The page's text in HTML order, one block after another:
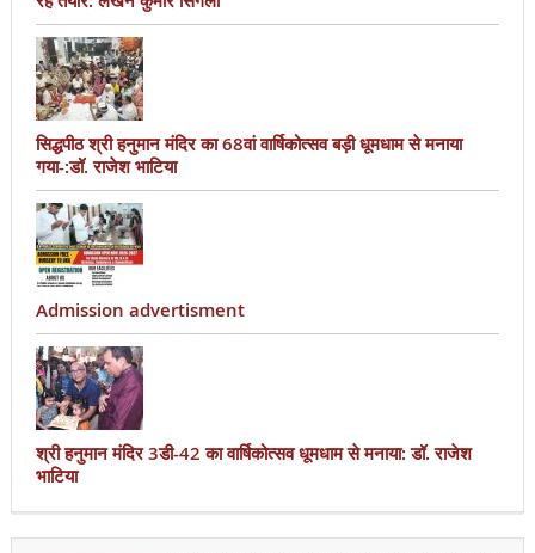
सिद्धपीठ श्री हनुमान मंदिर का 68वां वार्षिकोत्सव बड़ी धूमधाम से मनाया
गया-:डॉ. राजेश भाटिया
Admission advertisment
श्री हनुमान मंदिर 3डी-42 का वार्षिकोत्सव धूमधाम से मनाया: डॉ. राजेश
भाटिया